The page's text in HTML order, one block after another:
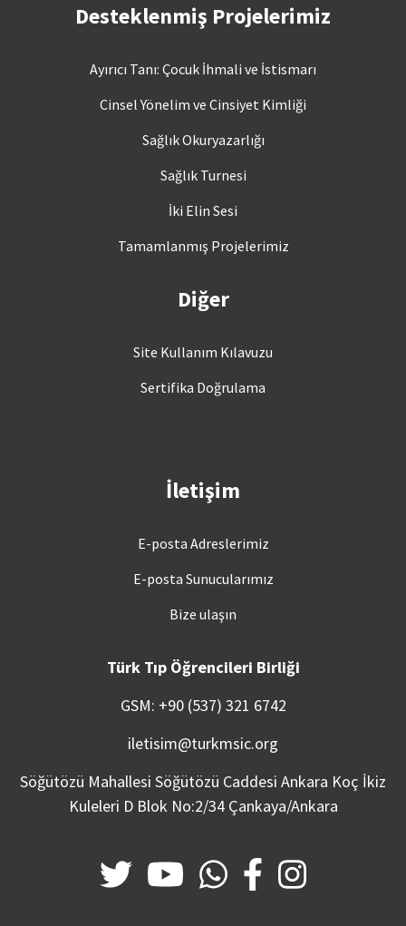
Desteklenmiş Projelerimiz
Ayırıcı Tanı: Çocuk İhmali ve İstismarı
Cinsel Yönelim ve Cinsiyet Kimliği
Sağlık Okuryazarlığı
Sağlık Turnesi
İki Elin Sesi
Tamamlanmış Projelerimiz
Diğer
Site Kullanım Kılavuzu
Sertifika Doğrulama
İletişim
E-posta Adreslerimiz
E-posta Sunucularımız
Bize ulaşın
Türk Tıp Öğrencileri Birliği
GSM: +90 (537) 321 6742
iletisim@turkmsic.org
Söğütözü Mahallesi Söğütözü Caddesi Ankara Koç İkiz
Kuleleri D Blok No:2/34 Çankaya/Ankara